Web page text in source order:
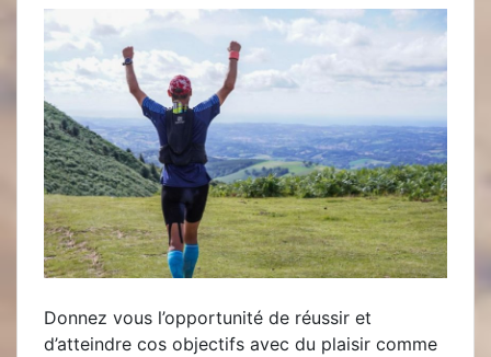
Donnez vous l’opportunité de réussir et
d’atteindre cos objectifs avec du plaisir comme